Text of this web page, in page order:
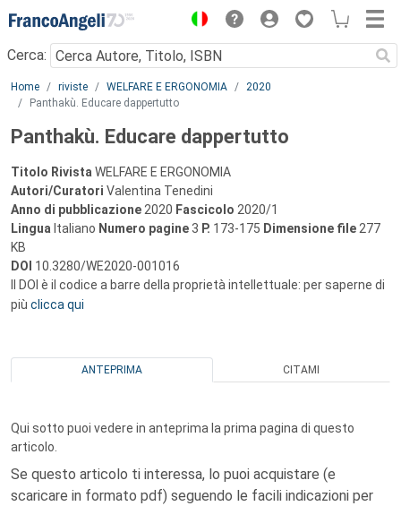
Menu
Cerca:
Main content
Home riviste WELFARE E ERGONOMIA
2020
Panthakù. Educare dappertutto
Panthakù. Educare dappertutto
Titolo Rivista WELFARE E ERGONOMIA
Autori/Curatori Valentina Tenedini
Anno di pubblicazione 2020 Fascicolo 2020/1
Lingua Italiano Numero pagine 3 P. 173-175 Dimensione file 277
KB
DOI 10.3280/WE2020-001016
Il DOI è il codice a barre della proprietà intellettuale: per saperne di
più clicca qui
ANTEPRIMA CITAMI
Qui sotto puoi vedere in anteprima la prima pagina di questo
articolo.
Se questo articolo ti interessa, lo puoi acquistare (e
scaricare in formato pdf) seguendo le facili indicazioni per